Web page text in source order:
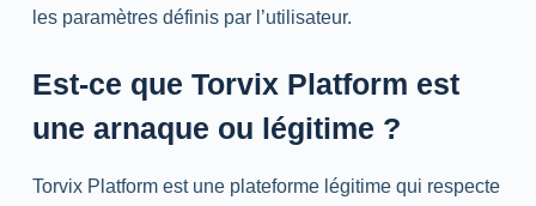
les paramètres définis par l’utilisateur.
Est-ce que Torvix Platform est
une arnaque ou légitime ?
Torvix Platform est une plateforme légitime qui respecte